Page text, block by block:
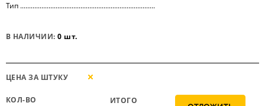
Тип ............................................................................
В НАЛИЧИИ:0 шт.
ЦЕНА ЗА ШТУКУ
КОЛ-ВО ИТОГО